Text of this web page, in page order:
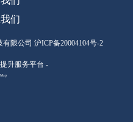
们
有限公司 沪ICP备20004104号-2
升服务平台 -